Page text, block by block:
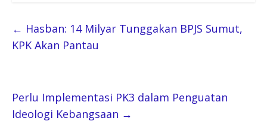
← Hasban: 14 Milyar Tunggakan BPJS Sumut,
KPK Akan Pantau
Perlu Implementasi PK3 dalam Penguatan
Ideologi Kebangsaan →